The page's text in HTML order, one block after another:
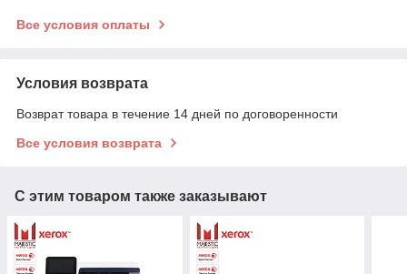
Все условия оплаты
Условия возврата
Возврат товара в течение 14 дней по договоренности
Все условия возврата
С этим товаром также заказывают